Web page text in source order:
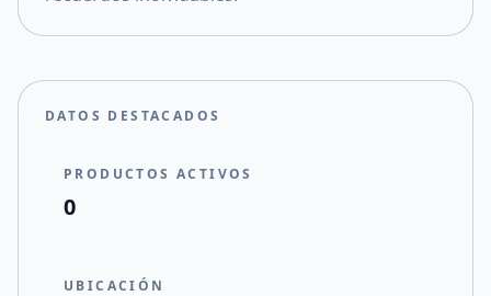
DATOS DESTACADOS
PRODUCTOS ACTIVOS
0
UBICACIÓN